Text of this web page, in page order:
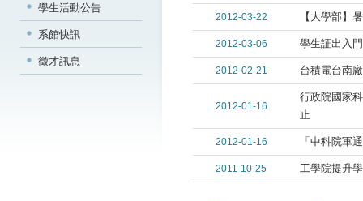
學生活動公告
系館快訊
徵才訊息
2012-03-22 【大學部】
2012-03-06 學生証出入
2012-02-21 台積電台南
2012-01-16
行政院國家
止
2012-01-16 「中科院軍
2011-10-25 工學院提升